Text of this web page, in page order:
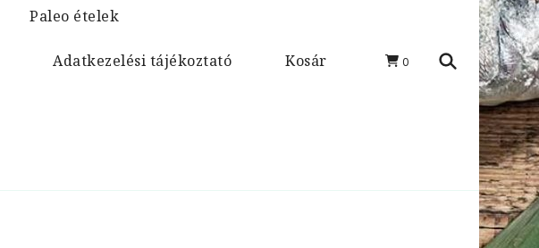
Paleo ételek
Adatkezelési tájékoztató Kosár 0